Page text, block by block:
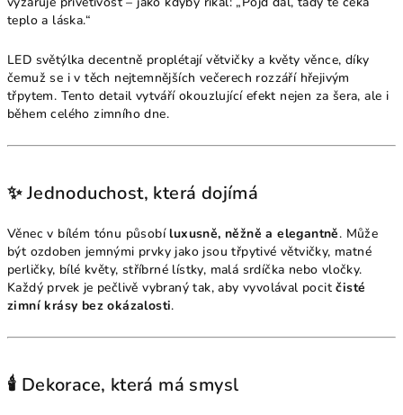
teplo a láska.“
LED světýlka decentně proplétají větvičky a květy věnce, díky
čemuž se i v těch nejtemnějších večerech rozzáří hřejivým
třpytem. Tento detail vytváří okouzlující efekt nejen za šera, ale i
během celého zimního dne.
✨ Jednoduchost, která dojímá
Věnec v bílém tónu působí luxusně, něžně a elegantně. Může
být ozdoben jemnými prvky jako jsou třpytivé větvičky, matné
perličky, bílé květy, stříbrné lístky, malá srdíčka nebo vločky.
Každý prvek je pečlivě vybraný tak, aby vyvolával pocitčisté
zimní krásy bez okázalosti.
🕯️ Dekorace, která má smysl